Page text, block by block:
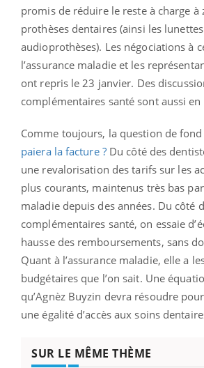
promis de réduire le reste à charge à
prothèses dentaires (ainsi les
audioprothèses). Les négociations à
l’assurance maladie et les
ont repris le 23 janvier. Des
complémentaires santé sont aussi en
Comme toujours, la question de
paiera la facture ?Du côté des
une revalorisation des tarifs sur les
plus courants, maintenus très bas par
maladie depuis des années. Du côté
complémentaires santé, on essaie
hausse des remboursements, sans
Quant à l’assurance maladie, elle a
budgétaires que l’on sait. Une
qu’Agnèz Buyzin devra résoudre
une égalité d’accès aux soins
SUR LE MÊME THÈME